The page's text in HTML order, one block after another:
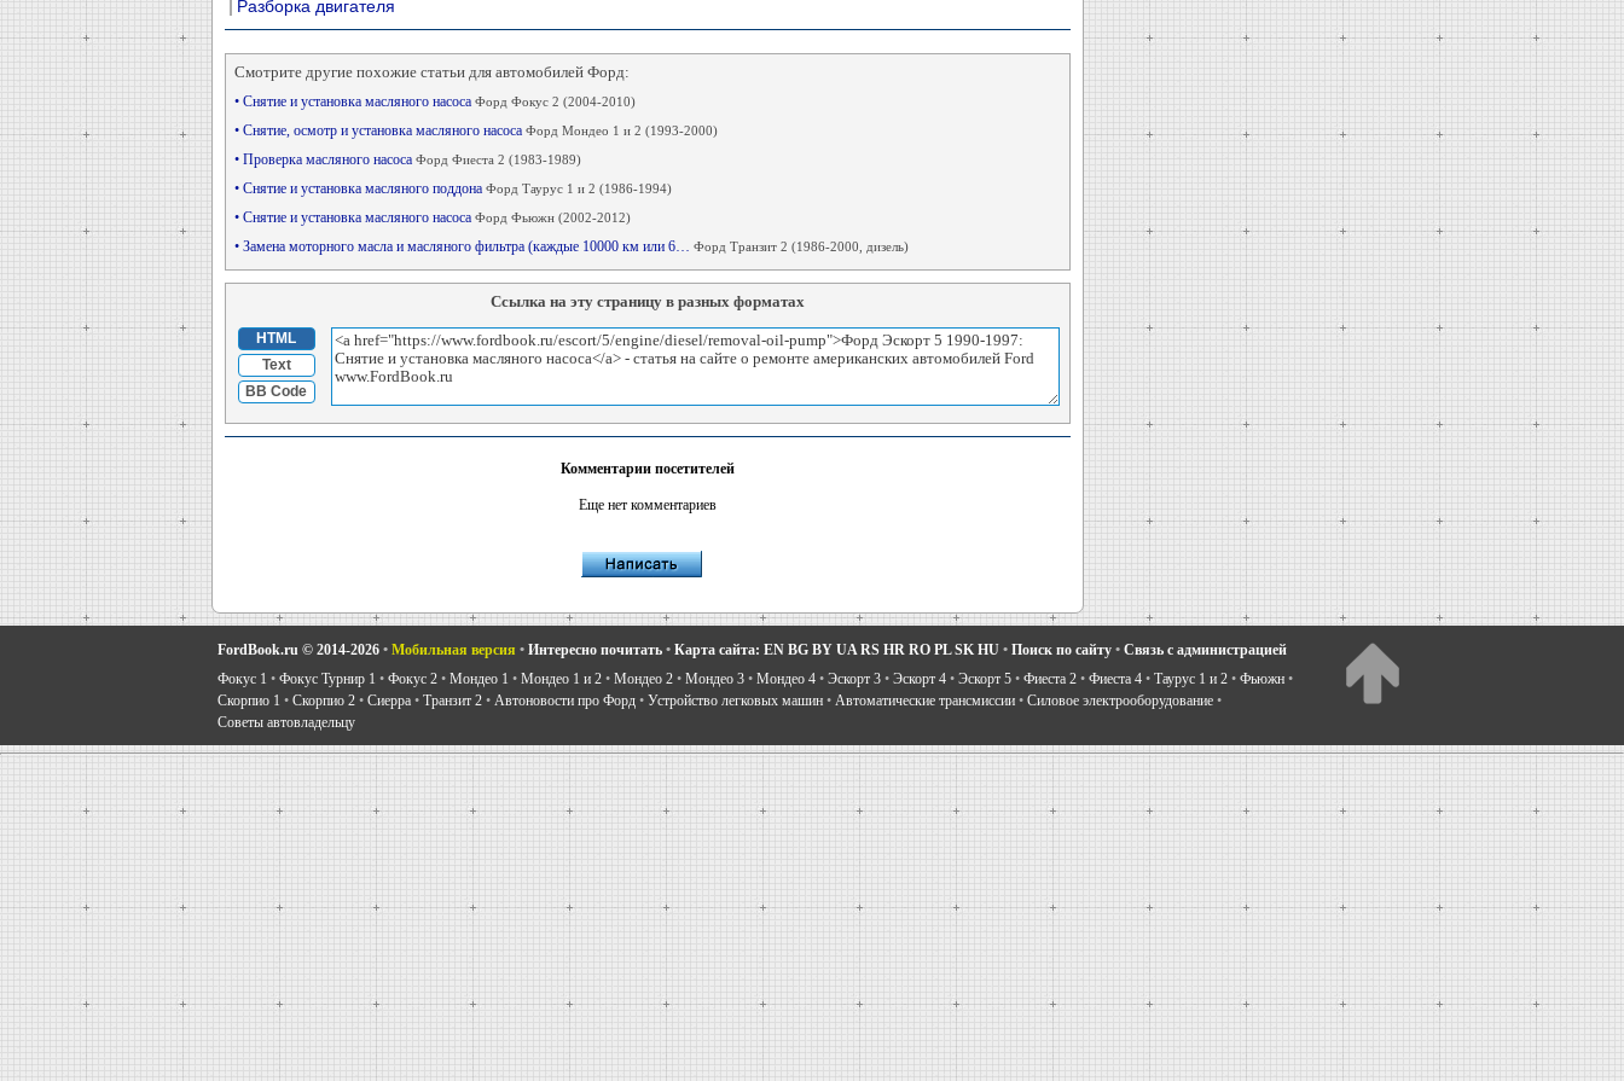
Разборка двигателя
Смотрите другие похожие статьи для автомобилей Форд:
• Снятие и установка масляного насоса Форд Фокус 2 (2004-2010)
• Снятие, осмотр и установка масляного насоса Форд Мондео 1 и 2 (1993-2000)
• Проверка масляного насоса Форд Фиеста 2 (1983-1989)
• Снятие и установка масляного поддона Форд Таурус 1 и 2 (1986-1994)
• Снятие и установка масляного насоса Форд Фьюжн (2002-2012)
• Замена моторного масла и масляного фильтра (каждые 10000 км или 6… Форд Транзит 2 (1986-2000, дизель)
Ссылка на эту страницу в разных форматах
HTML
Text
BB Code
Комментарии посетителей
Еще нет комментариев
FordBook.ru © 2014-2026 • Мобильная версия • Интересно почитать • Карта сайта: EN BG BY UA RS HR RO PL SK HU • Поиск по сайту • Связь с администрацией
Фокус 1 • Фокус Турнир 1 • Фокус 2 • Мондео 1 • Мондео 1 и 2 • Мондео 2 • Мондео 3 • Мондео 4 • Эскорт 3 • Эскорт 4 • Эскорт 5 • Фиеста 2 • Фиеста 4 • Таурус 1 и 2 • Фьюжн •
Скорпио 1 • Скорпио 2 • Сиерра • Транзит 2 • Автоновости про Форд • Устройство легковых машин • Автоматические трансмиссии • Силовое электрооборудование •
Советы автовладельцу